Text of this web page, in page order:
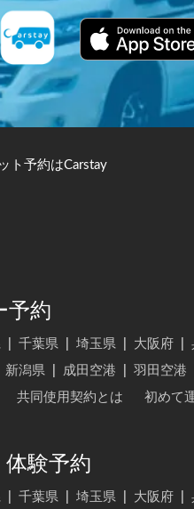
ト予約はCarstay
予約
千葉県 埼玉県 大阪府
新潟県 成田空港 羽田空港
共同使用契約とは 初めて
験予約
千葉県 埼玉県 大阪府